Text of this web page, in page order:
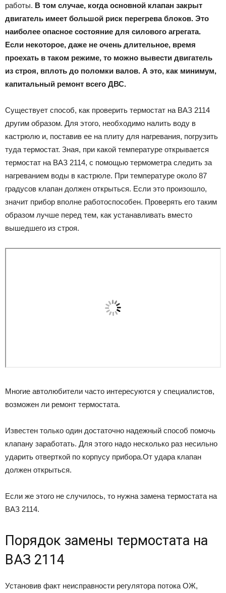
работы. В том случае, когда основной клапан закрыт
двигатель имеет большой риск перегрева блоков. Это
наиболее опасное состояние для силового агрегата.
Если некоторое, даже не очень длительное, время
проехать в таком режиме, то можно вывести двигатель
из строя, вплоть до поломки валов. А это, как минимум,
капитальный ремонт всего ДВС.
Существует способ, как проверить термостат на ВАЗ 2114
другим образом. Для этого, необходимо налить воду в
кастрюлю и, поставив ее на плиту для нагревания, погрузить
туда термостат. Зная, при какой температуре открывается
термостат на ВАЗ 2114, с помощью термометра следить за
нагреванием воды в кастрюле. При температуре около 87
градусов клапан должен открыться. Если это произошло,
значит прибор вполне работоспособен. Проверять его таким
образом лучше перед тем, как устанавливать вместо
вышедшего из строя.
Многие автолюбители часто интересуются у специалистов,
возможен ли ремонт термостата.
Известен только один достаточно надежный способ помочь
клапану заработать. Для этого надо несколько раз несильно
ударить отверткой по корпусу прибора.От удара клапан
должен открыться.
Если же этого не случилось, то нужна замена термостата на
ВАЗ 2114.
Порядок замены термостата на
ВАЗ 2114
Установив факт неисправности регулятора потока ОЖ,